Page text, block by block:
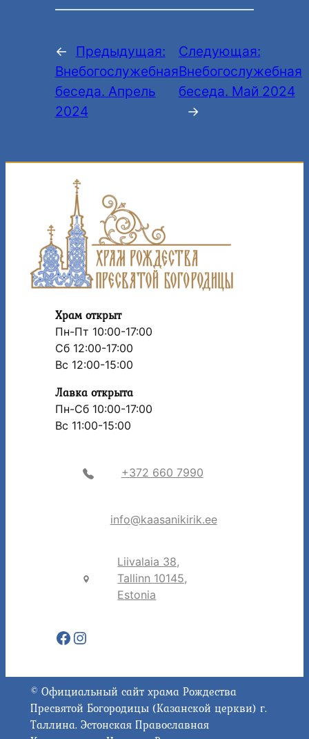
←
Предыдущая:
Внебогослужебная
беседа. Апрель
2024
Следующая:
Внебогослужебная
беседа. Май 2024
→
Храм открыт
Пн-Пт 10:00-17:00
Сб 12:00-17:00
Вс 12:00-15:00
Лавка открыта
Пн-Сб 10:00-17:00
Вс 11:00-15:00
+372 660 7990
info@kaasanikirik.ee
Liivalaia 38,
Tallinn 10145,
Estonia
Facebook
Instagram
© Официальный сайт храма Рождества
Пресвятой Богородицы (Казанской церкви) г.
Таллина. Эстонская Православная